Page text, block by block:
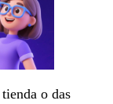
o das